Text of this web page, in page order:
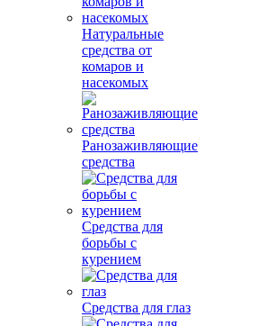
Натуральные
средства от
комаров и
насекомых
Ранозаживляющие
средства
Средства для
борьбы с
курением
Средства для глаз